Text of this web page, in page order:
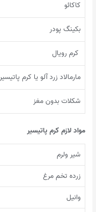
کاکائو
بکینگ پودر
کرم رویال
مارمالاد زرد آلو یا کرم پاتیسیر
شکلات بدون مغز
مواد لازم کرم پاتیسیر
شیر ولرم
زرده تخم مرغ
وانیل